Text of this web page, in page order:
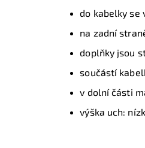
do kabelky se
na zadní
doplňky jsou
součástí
v dolní části
výška uch: